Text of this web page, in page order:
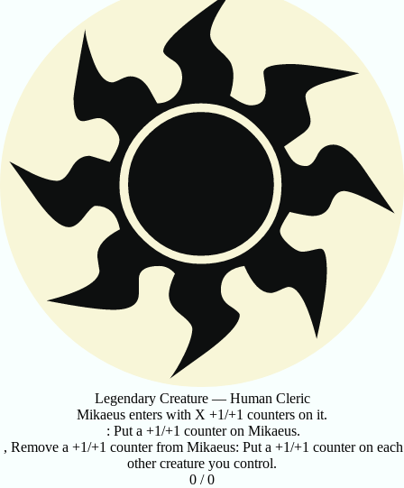
Legendary Creature — Human Cleric
Mikaeus enters with X +1/+1 counters on it.
: Put a +1/+1 counter on Mikaeus.
, Remove a +1/+1 counter from Mikaeus: Put a +1/+1 counter on each
other creature you control.
0 / 0